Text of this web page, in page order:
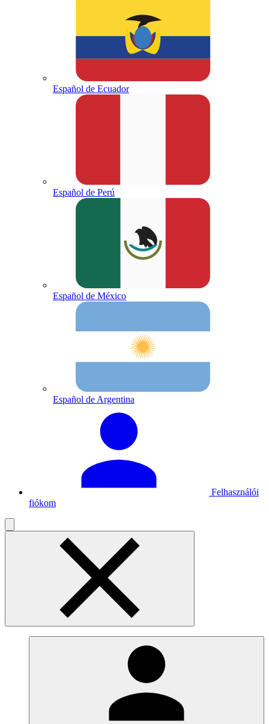
Español de Ecuador
Español de Perú
Español de México
Español de Argentina
Felhasználói
fiókom